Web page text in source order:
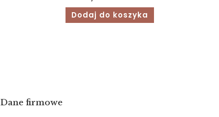
Dodaj do koszyka
Dane firmowe